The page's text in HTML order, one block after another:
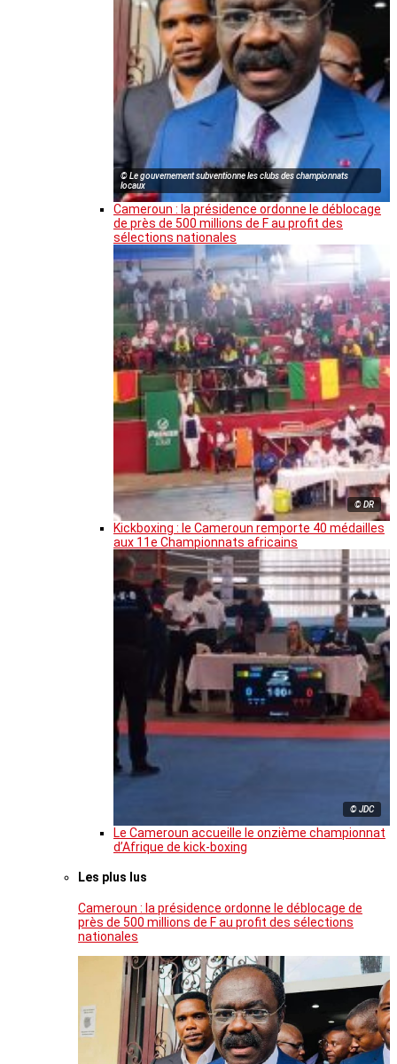
© Le gouvernement subventionne les clubs des championnats
locaux
Cameroun : la présidence ordonne le déblocage
de près de 500 millions de F au profit des
sélections nationales
© DR
Kickboxing : le Cameroun remporte 40 médailles
aux 11e Championnats africains
© JDC
Le Cameroun accueille le onzième championnat
d’Afrique de kick-boxing
Les plus lus
Cameroun : la présidence ordonne le déblocage de
près de 500 millions de F au profit des sélections
nationales